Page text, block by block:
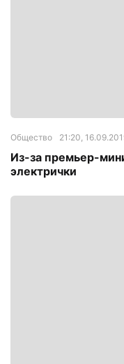
Общество 21:20,
Из-за премьер-
электрички